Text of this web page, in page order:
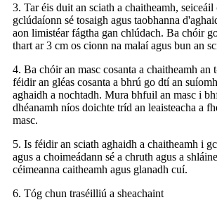
3. Tar éis duit an sciath a chaitheamh,
gclúdaíonn sé tosaigh agus taobhanna
aon limistéar fágtha gan chlúdach. Ba chóir
thart ar 3 cm os cionn na malaí agus bun an
4. Ba chóir an masc cosanta a chaitheamh an
féidir an gléas cosanta a bhrú go dtí an
aghaidh a nochtadh. Mura bhfuil an masc i
dhéanamh níos doichte tríd an leaisteacha a
masc.
5. Is féidir an sciath aghaidh a chaitheamh i
agus a choimeádann sé a chruth agus a
céimeanna caitheamh agus glanadh cuí.
6. Tóg chun traséilliú a sheachaint